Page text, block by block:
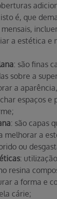
é, que
a estética e
: são finas
sobre a
a
espaços e
: são capas
melhorar a
ou
:
resina
a forma e
cárie;